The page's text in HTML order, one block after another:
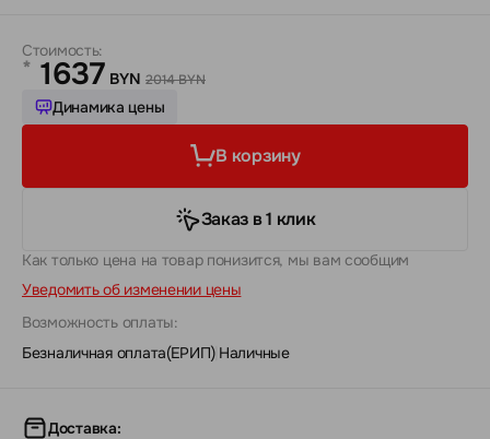
Стоимость:
* 1637 BYN 2014 BYN
Динамика цены
В корзину
Заказ в 1 клик
Как только цена на товар понизится, мы вам сообщим
Уведомить об изменении цены
Возможность оплаты:
Безналичная оплата(ЕРИП)| Наличные
Доставка: